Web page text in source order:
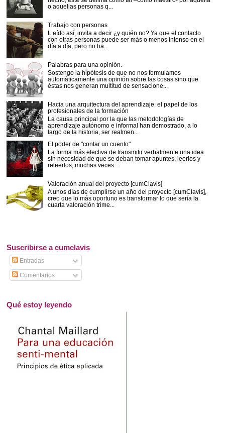
o aquellas personas q...
Trabajo con personas
L eído así, invita a decir ¿y quién no? Ya que el contacto
con otras personas puede ser más o menos intenso en el
día a día, pero no ha...
Palabras para una opinión.
Sostengo la hipótesis de que no nos formulamos
automáticamente una opinión sobre las cosas sino que
éstas nos generan multitud de sensacione...
Hacia una arquitectura del aprendizaje: el papel de los
profesionales de la formación
La causa principal por la que las metodologías de
aprendizaje autónomo e informal han demostrado, a lo
largo de la historia, ser realmen...
El poder de "contar un cuento"
La forma más efectiva de transmitir verbalmente una idea
sin necesidad de que se deban tomar apuntes, leerlos y
releerlos, muchas veces...
Valoración anual del proyecto [cumClavis]
A unos días de cumplirse un año del proyecto [cumClavis],
creo que lo más oportuno es transformar lo que sería la
cuarta valoración trime...
Suscribirse a cumclavis
Entradas
Comentarios
Qué estoy leyendo